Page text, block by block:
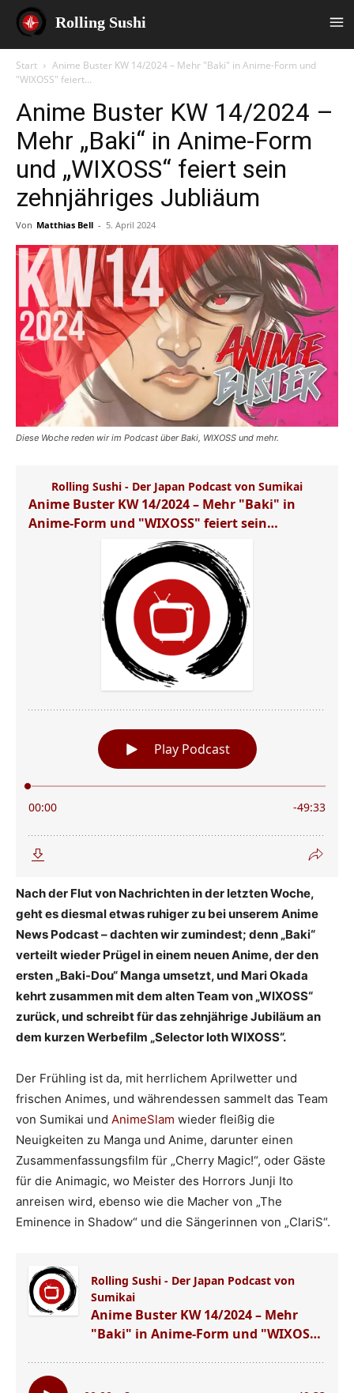
Rolling Sushi
Start
Anime Buster KW 14/2024 – Mehr "Baki" in Anime-Form und
"WIXOSS" feiert...
Anime Buster KW 14/2024 –
Mehr „Baki“ in Anime-Form
und „WIXOSS“ feiert sein
zehnjähriges Jubliäum
Von Matthias Bell - 5. April 2024
Diese Woche reden wir im Podcast über Baki, WIXOSS und mehr.
Nach der Flut von Nachrichten in der letzten Woche,
geht es diesmal etwas ruhiger zu bei unserem Anime
News Podcast – dachten wir zumindest; denn „Baki“
verteilt wieder Prügel in einem neuen Anime, der den
ersten „Baki-Dou“ Manga umsetzt, und Mari Okada
kehrt zusammen mit dem alten Team von „WIXOSS“
zurück, und schreibt für das zehnjährige Jubiläum an
dem kurzen Werbefilm „Selector loth WIXOSS“.
Der Frühling ist da, mit herrlichem Aprilwetter und
frischen Animes, und währendessen sammelt das Team
von Sumikai und AnimeSlam wieder fleißig die
Neuigkeiten zu Manga und Anime, darunter einen
Zusammenfassungsfilm für „Cherry Magic!“, oder Gäste
für die Animagic, wo Meister des Horrors Junji Ito
anreisen wird, ebenso wie die Macher von „The
Eminence in Shadow“ und die Sängerinnen von „ClariS“.